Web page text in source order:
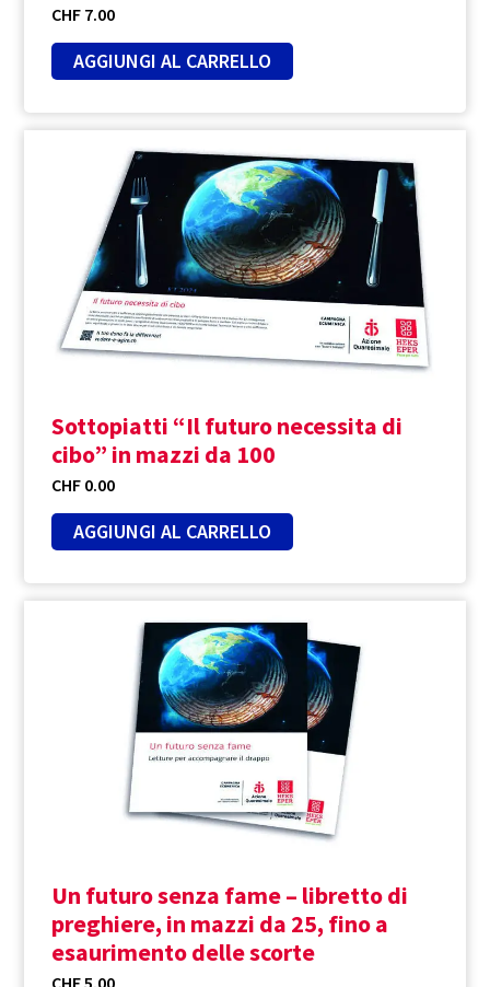
CHF 7.00
AGGIUNGI AL CARRELLO
Sottopiatti “Il futuro necessita di
cibo” in mazzi da 100
CHF 0.00
AGGIUNGI AL CARRELLO
Un futuro senza fame – libretto di
preghiere, in mazzi da 25, fino a
esaurimento delle scorte
CHF5.00